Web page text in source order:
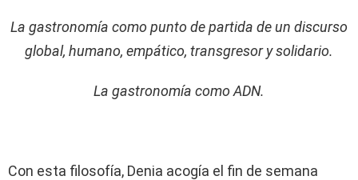
La gastronomía como punto de partida de un discurso
global, humano, empático, transgresor y solidario.
La gastronomía como ADN.
Con esta filosofía, Denia acogía el fin de semana